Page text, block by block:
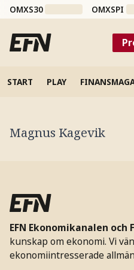
OMXS30 OMXSPI
START PLAY
Magnus Kagevik
EFN Ekonomikanalen och
kunskap om ekonomi. Vi
ekonomiintresserade